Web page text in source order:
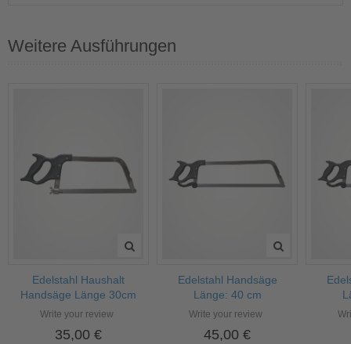
Weitere Ausführungen
Edelstahl Haushalt
Handsäge Länge 30cm
Write your review
35,00 €
Edelstahl Handsäge
Länge: 40 cm
Write your review
45,00 €